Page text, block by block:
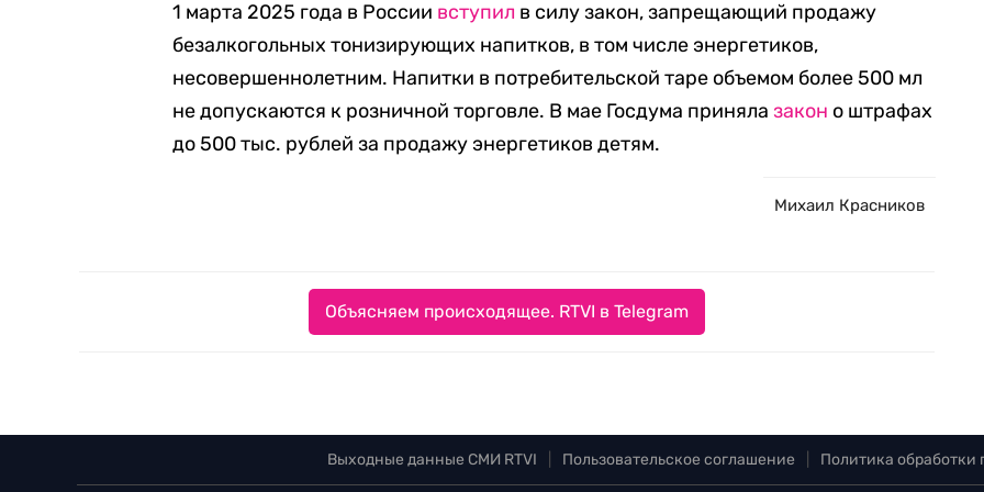
1 марта 2025 года в России вступил в силу закон, запрещающий продажу
безалкогольных тонизирующих напитков, в том числе энергетиков,
несовершеннолетним. Напитки в потребительской таре объемом более 500 мл
не допускаются к розничной торговле. В мае Госдума принялазакон о штрафах
до 500 тыс. рублей за продажу энергетиков детям.
Михаил Красников
Объясняем происходящее. RTVI в Telegram
Выходные данные СМИ RTVI Пользовательское соглашение Политика